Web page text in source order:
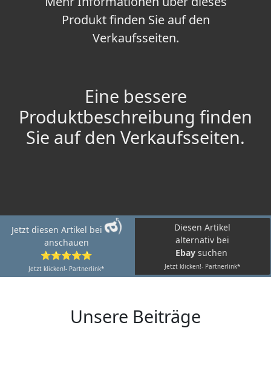
Produkt finden Sie auf den
Verkaufsseiten.
Eine bessere
Produktbeschreibung finden
Sie auf den Verkaufsseiten.
Jetzt diesen Artikel bei
anschauen
⭐⭐⭐⭐⭐
Jetzt klicken!- Partnerlink*
Diesen Artikel
alternativ bei
Ebay suchen
Jetzt klicken!- Partnerlink*
Unsere Beiträge